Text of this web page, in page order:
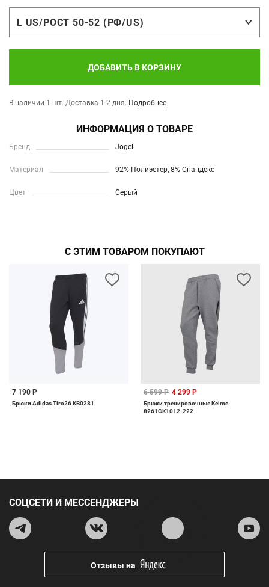
L US/РОСТ 50-52 (РФ/US)
ДОБАВИТЬ В КОРЗИНУ
В наличии 1 шт. Доставка 1-2 дня. Подробнее
ИНФОРМАЦИЯ О ТОВАРЕ
Бренд Jogel
Материал 92% Полиэстер, 8% Спандекс
Цвет Серый
С ЭТИМ ТОВАРОМ ПОКУПАЮТ
7 190 Р
Брюки Adidas Tiro26 KB0281
6 599 Р 4 299 Р
Брюки тренировочные Kelme
8261CK1012-222
СОЦСЕТИ И МЕССЕНДЖЕРЫ
Отзывы на